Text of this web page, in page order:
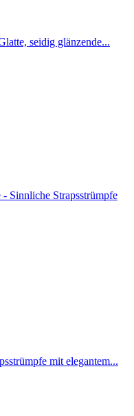
seidig glänzende...
- Sinnliche Strapsstrümpfe
mit elegantem...